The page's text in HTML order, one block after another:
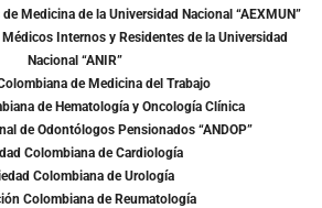
Medicina de la Universidad Nacional “AEXMUN”
Internos y Residentes de la Universidad
Nacional “ANIR”
de Medicina del Trabajo
de Hematología y Oncología Clínica
de Odontólogos Pensionados “ANDOP”
Colombiana de Cardiología
Colombiana de Urología
Colombiana de Reumatología